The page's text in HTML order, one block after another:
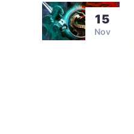
15
Nov